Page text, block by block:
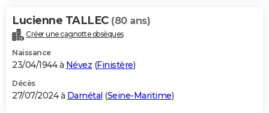
Lucienne TALLEC (80 ans)
Créer une cagnotte obsèques
Naissance
23/04/1944 à Névez (Finistère)
Décès
27/07/2024 à Darnétal (Seine-Maritime)